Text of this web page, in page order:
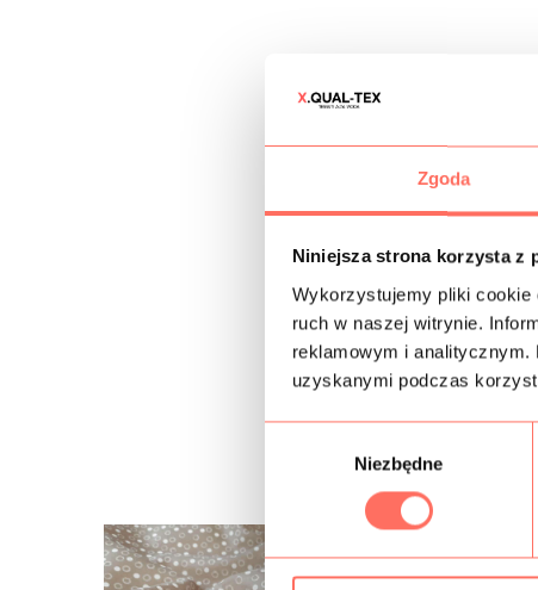
Zgoda
Niniejsza strona korzysta z
Wykorzystujemy pliki cookie
ruch w naszej witrynie.
reklamowym i analitycznym.
uzyskanymi podczas
ó
z
Niezbędne